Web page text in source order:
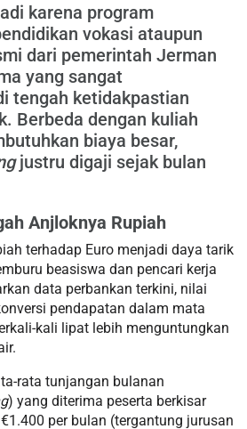
karena program
vokasi ataupun
dari pemerintah Jerman
yang sangat
tengah ketidakpastian
Berbeda dengan kuliah
biaya besar,
justru digaji sejak bulan
Anjloknya Rupiah
terhadap Euro menjadi daya tarik
beasiswa dan pencari kerja
data perbankan terkini, nilai
pendapatan dalam mata
kali lipat lebih menguntungkan
rata tunjangan bulanan
) yang diterima peserta berkisar
per bulan (tergantung jurusan